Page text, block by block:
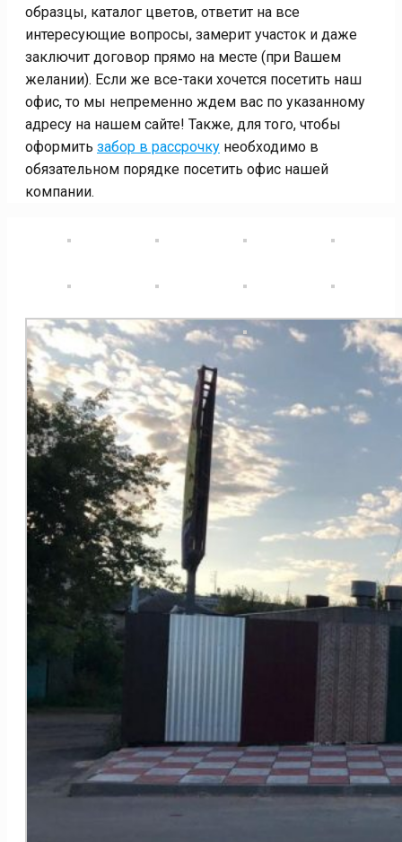
образцы, каталог цветов, ответит на все
интересующие вопросы, замерит участок и даже
заключит договор прямо на месте (при Вашем
желании). Если же все-таки хочется посетить наш
офис, то мы непременно ждем вас по указанному
адресу на нашем сайте! Также, для того, чтобы
оформить забор в рассрочку необходимо в
обязательном порядке посетить офис нашей
компании.